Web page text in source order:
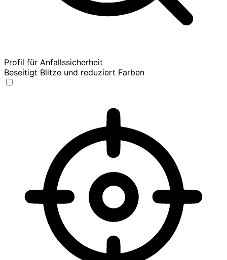
Profil für Anfallssicherheit
Beseitigt Blitze und reduziert Farben